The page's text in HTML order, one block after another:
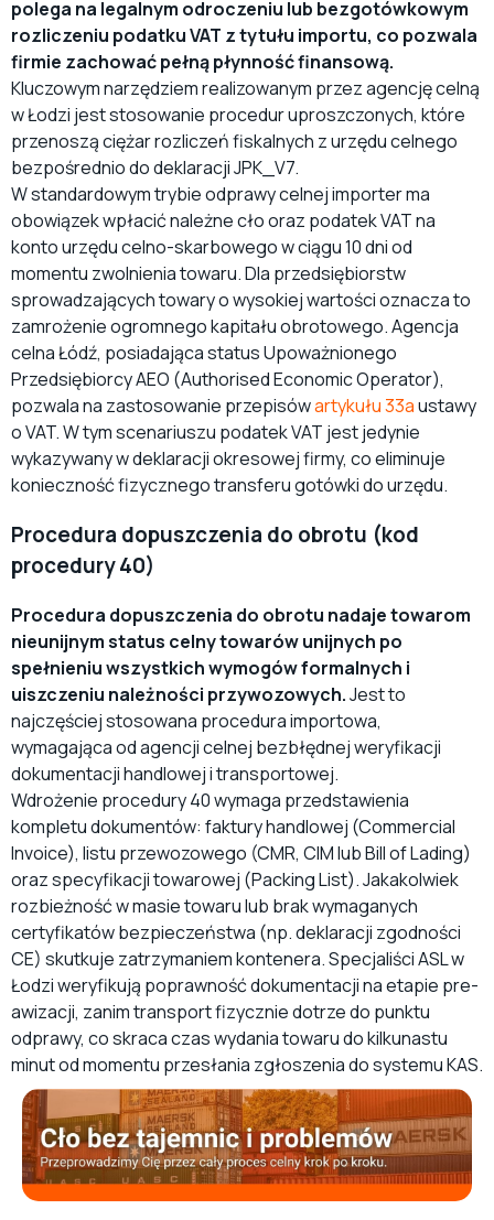
polega na legalnym odroczeniu lub bezgotówkowym
rozliczeniu podatku VAT z tytułu importu, co pozwala
firmie zachować pełną płynność finansową.
Kluczowym narzędziem realizowanym przez agencję celną
w Łodzi jest stosowanie procedur uproszczonych, które
przenoszą ciężar rozliczeń fiskalnych z urzędu celnego
bezpośrednio do deklaracji JPK_V7.
W standardowym trybie odprawy celnej importer ma
obowiązek wpłacić należne cło oraz podatek VAT na
konto urzędu celno-skarbowego w ciągu 10 dni od
momentu zwolnienia towaru. Dla przedsiębiorstw
sprowadzających towary o wysokiej wartości oznacza to
zamrożenie ogromnego kapitału obrotowego. Agencja
celna Łódź, posiadająca status Upoważnionego
Przedsiębiorcy AEO (Authorised Economic Operator),
pozwala na zastosowanie przepisówartykułu 33austawy
o VAT. W tym scenariuszu podatek VAT jest jedynie
wykazywany w deklaracji okresowej firmy, co eliminuje
konieczność fizycznego transferu gotówki do urzędu.
Procedura dopuszczenia do obrotu (kod
procedury 40)
Procedura dopuszczenia do obrotu nadaje towarom
nieunijnym status celny towarów unijnych po
spełnieniu wszystkich wymogów formalnych i
uiszczeniu należności przywozowych.Jest to
najczęściej stosowana procedura importowa,
wymagająca od agencji celnej bezbłędnej weryfikacji
dokumentacji handlowej i transportowej.
Wdrożenie procedury 40 wymaga przedstawienia
kompletu dokumentów: faktury handlowej (Commercial
Invoice), listu przewozowego (CMR, CIM lub Bill of Lading)
oraz specyfikacji towarowej (Packing List). Jakakolwiek
rozbieżność w masie towaru lub brak wymaganych
certyfikatów bezpieczeństwa (np. deklaracji zgodności
CE) skutkuje zatrzymaniem kontenera. Specjaliści ASL w
Łodzi weryfikują poprawność dokumentacji na etapie pre-
awizacji, zanim transport fizycznie dotrze do punktu
odprawy, co skraca czas wydania towaru do kilkunastu
minut od momentu przesłania zgłoszenia do systemu KAS.